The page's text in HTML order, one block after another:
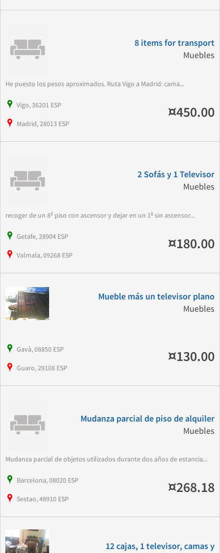
8 items for transport
Muebles
He puesto los pesos aproximados. Ruta Vigo a Madrid: cama...
Vigo, 36201 ESP
Madrid, 28013 ESP
¤450.00
2 Sofás y 1 Televisor
Muebles
recoger de un 8º piso con ascensor y dejar en un 1º sin ascensor...
Getafe, 28904 ESP
Valmala, 09268 ESP
¤180.00
Mueble más un televisor plano
Muebles
Gavà, 08850 ESP
Guaro, 29108 ESP
¤130.00
Mudanza parcial de piso de alquiler
Muebles
Mudanza parcial de objetos utilizados durante dos años de estancia...
Barcelona, 08020 ESP
Sestao, 48910 ESP
¤268.18
12 cajas, 1 televisor, camas y